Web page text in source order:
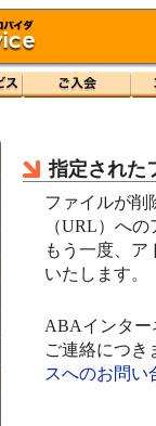
指定された
ファイルが削
（URL）へ
もう一度、
いたします。
ABAインター
ご連絡につき
スへのお問い